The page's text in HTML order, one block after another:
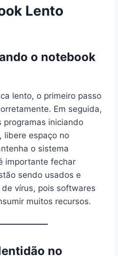
Lento
o notebook
lento, o primeiro passo
Em seguida,
programas iniciando
libere espaço no
o sistema
importante fechar
sendo usados e
vírus, pois softwares
muitos recursos.
no